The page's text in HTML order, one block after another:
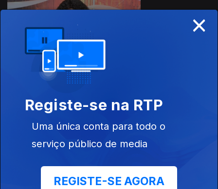
Megacidades
1ª Visita do
a África
Ep. 13
×
Registe-se na RTP
Uma única conta para todo o
serviço público de media
REGISTE-SE AGORA